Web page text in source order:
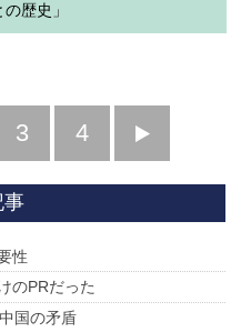
歴史」
3 4
へ
事
性
のPRだった
国の矛盾